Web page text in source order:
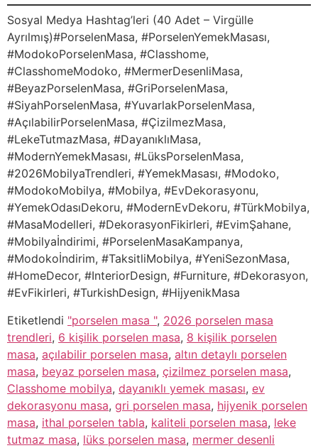
Sosyal Medya Hashtag’leri (40 Adet – Virgülle
Ayrılmış)#PorselenMasa, #PorselenYemekMasası,
#ModokoPorselenMasa, #Classhome,
#ClasshomeModoko, #MermerDesenliMasa,
#BeyazPorselenMasa, #GriPorselenMasa,
#SiyahPorselenMasa, #YuvarlakPorselenMasa,
#AçılabilirPorselenMasa, #ÇizilmezMasa,
#LekeTutmazMasa, #DayanıklıMasa,
#ModernYemekMasası, #LüksPorselenMasa,
#2026MobilyaTrendleri, #YemekMasası, #Modoko,
#ModokoMobilya, #Mobilya, #EvDekorasyonu,
#YemekOdasıDekoru, #ModernEvDekoru, #TürkMobilya,
#MasaModelleri, #DekorasyonFikirleri, #EvimŞahane,
#Mobilyaİndirimi, #PorselenMasaKampanya,
#Modokoİndirim, #TaksitliMobilya, #YeniSezonMasa,
#HomeDecor, #InteriorDesign, #Furniture, #Dekorasyon,
#EvFikirleri, #TurkishDesign, #HijyenikMasa
Etiketlendi "porselen masa ", 2026 porselen masa
trendleri, 6 kişilik porselen masa, 8 kişilik porselen
masa, açılabilir porselen masa, altın detaylı porselen
masa, beyaz porselen masa, çizilmez porselen masa,
Classhome mobilya, dayanıklı yemek masası, ev
dekorasyonu masa, gri porselen masa, hijyenik porselen
masa, ithal porselen tabla, kaliteli porselen masa, leke
tutmaz masa, lüks porselen masa, mermer desenli